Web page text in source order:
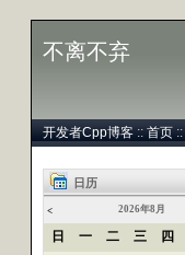
不离不弃
开发者Cpp博客 :: 首页 ::
日历
< 2026年8月
日 一 二 三 四